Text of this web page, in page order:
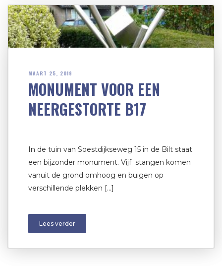
MAART 25, 2019
MONUMENT VOOR EEN
NEERGESTORTE B17
In de tuin van Soestdijkseweg 15 in de Bilt staat
een bijzonder monument. Vijf stangen komen
vanuit de grond omhoog en buigen op
verschillende plekken […]
Lees verder